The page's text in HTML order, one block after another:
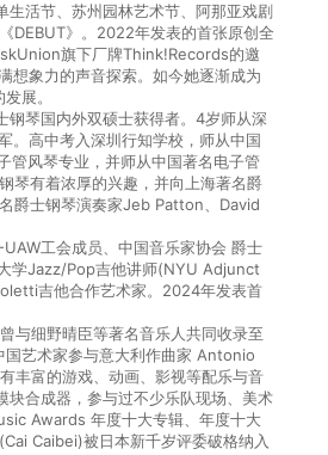
活节、苏州园林艺术节、阿那亚戏剧
DEBUT》。2022年发表的首张原创全
旗下厂牌Think!Records的邀
想象力的声音探索。如今她逐渐成为
展。
钢琴国内外双硕士获得者。4岁师从深
。高中考入深圳行知学校，师从中国
管风琴专业，并师从中国著名电子管
琴有着浓厚的兴趣，并向上海著名爵
爵士钢琴演奏家Jeb Patton、David
工会成员、中国音乐家协会 爵士
学Jazz/Pop吉他讲师(NYU Adjunct
吉他合作艺术家。2024年发表首
与细野晴臣等著名音乐人共同收录至
艺术家参与意大利作曲家 Antonio
丰富的游戏、动画、影视等配乐与音
块合成器，参与过不少乐队现场、美术
Awards 年度十大专辑、年度十大
Caibei)被日本新千岁评委破格纳入